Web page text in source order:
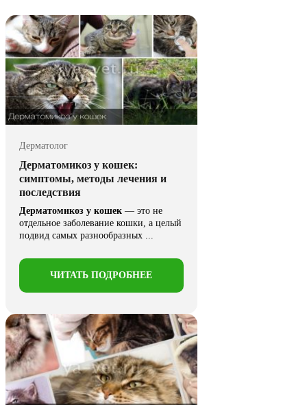
Дерматолог
Дерматомикоз у кошек:
симптомы, методы лечения и
последствия
Дерматомикоз у кошек — это не
отдельное заболевание кошки, а целый
подвид самых разнообразных ...
ЧИТАТЬ ПОДРОБНЕЕ